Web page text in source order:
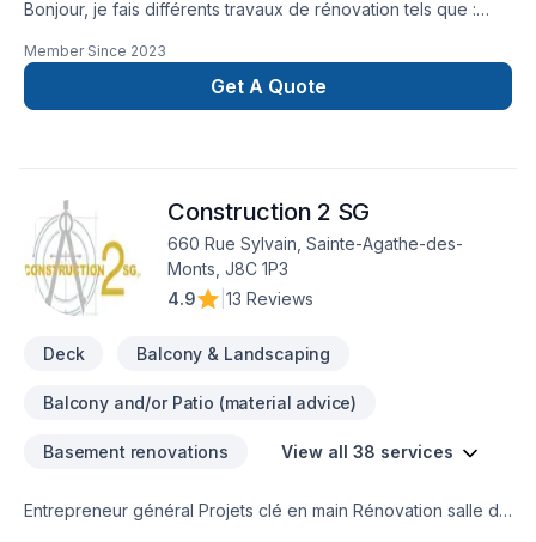
Bonjour, je fais différents travaux de rénovation tels que :
sous-sol, travaux apres sinistre. Travaux professionnels et
Member Since 2023
Get A Quote
Construction 2 SG
660 Rue Sylvain, Sainte-Agathe-des-
Monts, J8C 1P3
4.9
13 Reviews
Deck Balcony & Landscaping
Balcony and/or Patio (material advice)
Basement renovations View all 38 services
Entrepreneur général Projets clé en main Rénovation salle de